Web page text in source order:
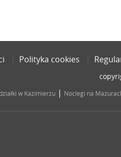
Polityka cookies
w Kazimierzu | Noclegi na